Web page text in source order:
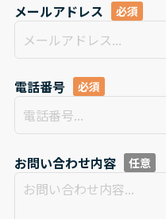
メールアドレス
電話番号
お問い合わせ内容